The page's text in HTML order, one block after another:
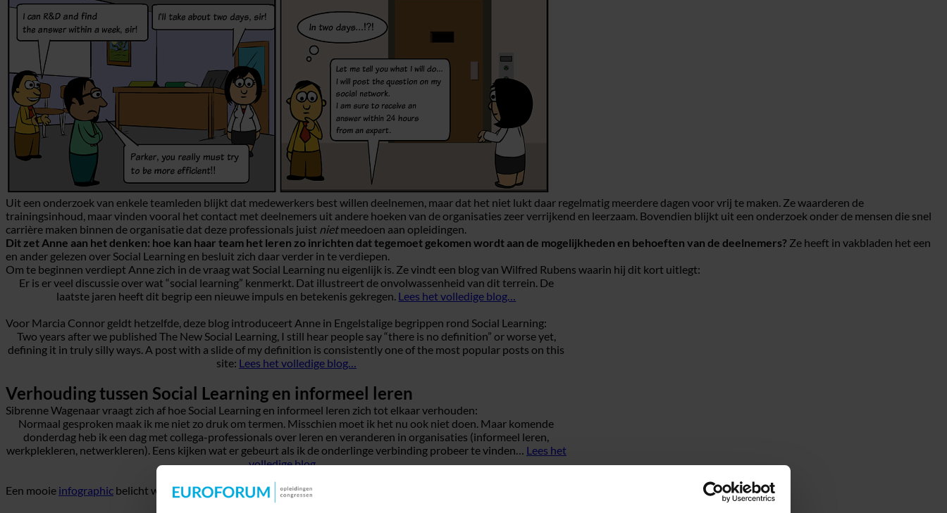
Uit een onderzoek van enkele teamleden blijkt dat medewerkers best willen deelnemen, maar dat het niet lukt daar regelmatig meerdere dagen voor vrij te maken. Ze waarderen de
trainingsinhoud, maar vinden vooral het contact met deelnemers uit andere hoeken van de organisaties zeer verrijkend en leerzaam. Bovendien blijkt uit een onderzoek onder de mensen die snel
carrière maken binnen de organisatie dat deze professionals juist nietmeedoen aan opleidingen.
Dit zet Anne aan het denken: hoe kan haar team het leren zo inrichten dat tegemoet gekomen wordt aan de mogelijkheden en behoeften van de deelnemers? Ze heeft in vakbladen het een
en ander gelezen over Social Learning en besluit zich daar verder in te verdiepen.
Om te beginnen verdiept Anne zich in de vraag wat Social Learning nu eigenlijk is. Ze vindt een blog van Wilfred Rubens waarin hij dit kort uitlegt:
Er is er veel discussie over wat “social learning” kenmerkt. Dat illustreert de onvolwassenheid van dit terrein. De
laatste jaren heeft dit begrip een nieuwe impuls en betekenis gekregen. Lees het volledige blog…
Voor Marcia Connor geldt hetzelfde, deze blog introduceert Anne in Engelstalige begrippen rond Social Learning:
Two years after we published The New Social Learning, I still hear people say “there is no definition” or worse yet,
defining it in truly silly ways. A post with a slide of my definition is consistently one of the most popular posts on this
site: Lees het volledige blog…
Verhouding tussen Social Learning en informeel leren
Sibrenne Wagenaar vraagt zich af hoe Social Learning en informeel leren zich tot elkaar verhouden:
Normaal gesproken maak ik me niet zo druk om termen. Misschien moet ik het nu ook niet doen. Maar komende
donderdag heb ik een dag met collega-professionals over leren en veranderen in organisaties (informeel leren,
werkplekleren, netwerkleren). Eens kijken wat er gebeurt als ik de onderlinge verbinding probeer te vinden… Lees het
volledige blog…
Een mooie infographic belicht weer andere aspecten: